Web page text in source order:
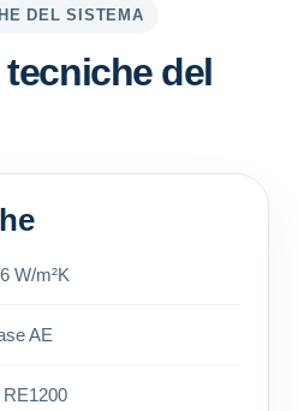
DEL SISTEMA
del
W/m²K
AE
RE1200